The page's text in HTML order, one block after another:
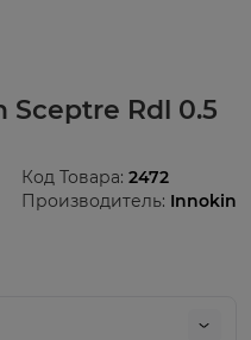
Sceptre Rdl 0.5
Производитель: Innokin
Код Товара: 2472